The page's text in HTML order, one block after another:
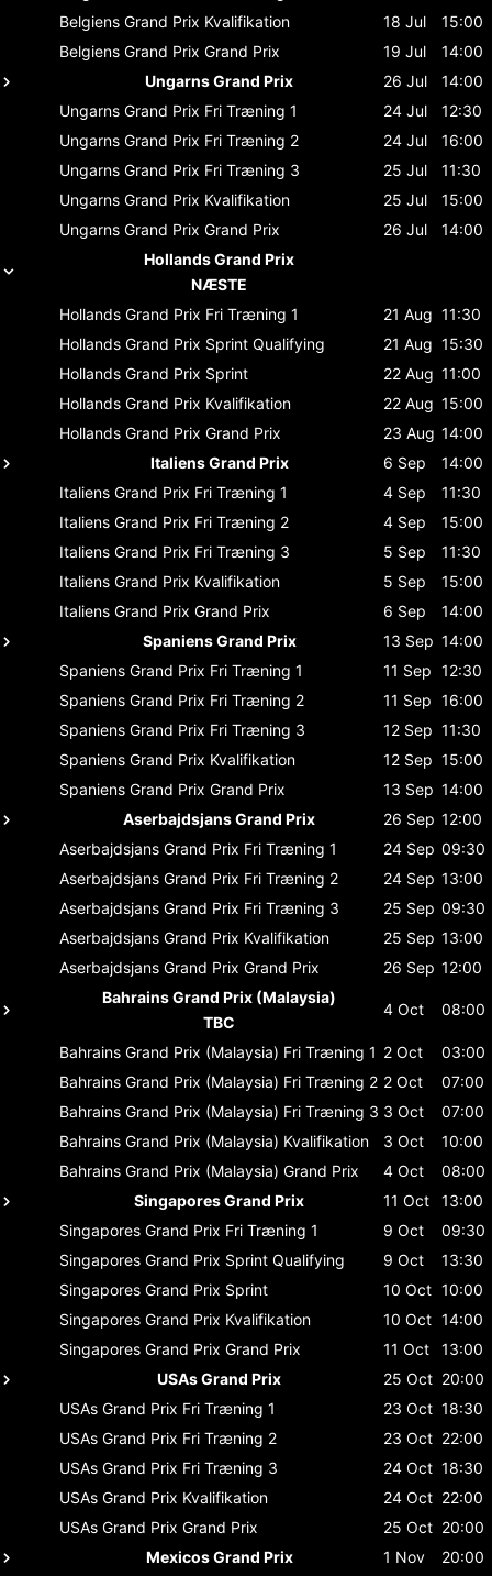
Belgiens Grand Prix Kvalifikation 18 Jul
15:00
Belgiens Grand Prix Grand Prix 19 Jul
14:00
Ungarns Grand Prix
26 Jul
14:00
Ungarns Grand Prix Fri Træning 1 24 Jul
12:30
Ungarns Grand Prix Fri Træning 2 24 Jul
16:00
Ungarns Grand Prix Fri Træning 3 25 Jul
11:30
Ungarns Grand Prix Kvalifikation 25 Jul
15:00
Ungarns Grand Prix Grand Prix 26 Jul
14:00
Hollands Grand Prix
NÆSTE
Hollands Grand Prix Fri Træning 1 21 Aug 11:30
Hollands Grand Prix Sprint Qualifying 21 Aug 15:30
Hollands Grand Prix Sprint 22 Aug 11:00
Hollands Grand Prix Kvalifikation 22 Aug 15:00
Hollands Grand Prix Grand Prix 23 Aug 14:00
Italiens Grand Prix
6 Sep
14:00
Italiens Grand Prix Fri Træning 1 4 Sep
11:30
Italiens Grand Prix Fri Træning 2 4 Sep
15:00
Italiens Grand Prix Fri Træning 3 5 Sep
11:30
Italiens Grand Prix Kvalifikation 5 Sep
15:00
Italiens Grand Prix Grand Prix 6 Sep
14:00
Spaniens Grand Prix
13 Sep 14:00
Spaniens Grand Prix Fri Træning 1 11 Sep 12:30
Spaniens Grand Prix Fri Træning 2 11 Sep 16:00
Spaniens Grand Prix Fri Træning 3 12 Sep 11:30
Spaniens Grand Prix Kvalifikation 12 Sep 15:00
Spaniens Grand Prix Grand Prix 13 Sep 14:00
Aserbajdsjans Grand Prix
26 Sep 12:00
Aserbajdsjans Grand Prix Fri Træning 1 24 Sep 09:30
Aserbajdsjans Grand Prix Fri Træning 2 24 Sep 13:00
Aserbajdsjans Grand Prix Fri Træning 3 25 Sep 09:30
Aserbajdsjans Grand Prix Kvalifikation 25 Sep 13:00
Aserbajdsjans Grand Prix Grand Prix 26 Sep 12:00
Bahrains Grand Prix (Malaysia)
TBC
4 Oct 08:00
Bahrains Grand Prix (Malaysia) Fri Træning 1 2 Oct
03:00
Bahrains Grand Prix (Malaysia) Fri Træning 2 2 Oct
07:00
Bahrains Grand Prix (Malaysia) Fri Træning 3 3 Oct
07:00
Bahrains Grand Prix (Malaysia) Kvalifikation 3 Oct
10:00
Bahrains Grand Prix (Malaysia) Grand Prix 4 Oct
08:00
Singapores Grand Prix
11 Oct
13:00
Singapores Grand Prix Fri Træning 1 9 Oct
09:30
Singapores Grand Prix Sprint Qualifying 9 Oct
13:30
Singapores Grand Prix Sprint 10 Oct 10:00
Singapores Grand Prix Kvalifikation 10 Oct 14:00
Singapores Grand Prix Grand Prix 11 Oct
13:00
USAs Grand Prix
25 Oct 20:00
USAs Grand Prix Fri Træning 1 23 Oct 18:30
USAs Grand Prix Fri Træning 2 23 Oct 22:00
USAs Grand Prix Fri Træning 3 24 Oct 18:30
USAs Grand Prix Kvalifikation 24 Oct 22:00
USAs Grand Prix Grand Prix 25 Oct 20:00
Mexicos Grand Prix
1 Nov 20:00